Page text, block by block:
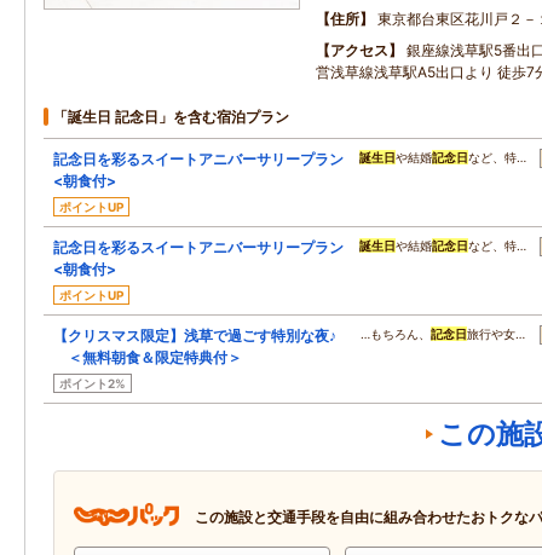
住所
東京都台東区花川戸２－
アクセス
銀座線浅草駅5番出
営浅草線浅草駅A5出口より 徒歩7
「誕生日 記念日」を含む宿泊プラン
記念日を彩るスイートアニバーサリープラン
<朝食付>
ポイントUP
誕生日や結婚記念日など、特…
記念日を彩るスイートアニバーサリープラン
<朝食付>
ポイントUP
誕生日や結婚記念日など、特…
【クリスマス限定】浅草で過ごす特別な夜♪
＜無料朝食＆限定特典付＞
ポイント2%
…もちろん、 記念日旅行や女…
この施
この施設と交通手段を自由に組み合わせたおトクな